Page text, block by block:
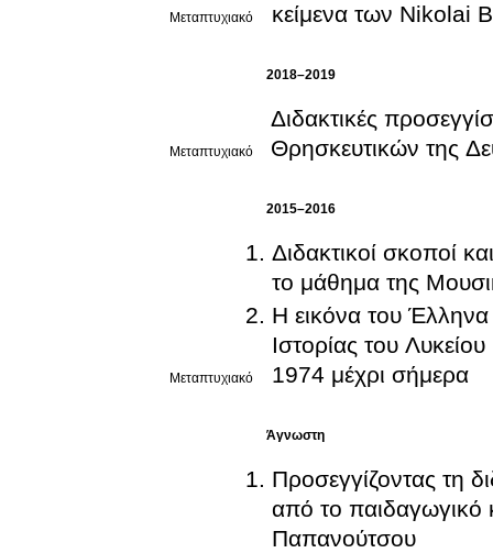
Μεταπτυχιακό
κείμενα των Nikolai
2018–2019
Μεταπτυχιακό
Διδακτικές
Θρησκευτικών της
2015–2016
Μεταπτυχιακό
Διδακτικοί σκοποί
το μάθημα της
Η εικόνα του Έλληνα
Ιστορίας του
1974 μέχρι σήμερα
Άγνωστη
Προσεγγίζοντας τη
από το παιδαγωγικό
Παπανούτσου